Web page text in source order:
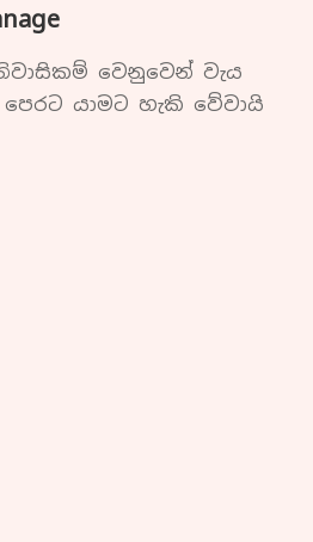
වෙනුවෙන් වැය
යාමට හැකි වේවායි